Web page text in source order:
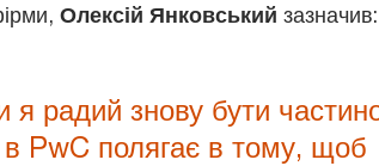
Олексій Янковський зазначив:
я радий знову бути
PwC полягає в тому, щоб